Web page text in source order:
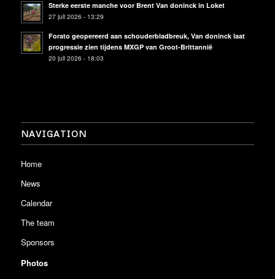
Sterke eerste manche voor Brent Van doninck in Loket
27 juli 2026 - 13:29
Forato geopereerd aan schouderbladbreuk, Van doninck laat
progressie zien tijdens MXGP van Groot-Brittannië
20 juli 2026 - 18:03
NAVIGATION
Home
News
Calendar
The team
Sponsors
Photos